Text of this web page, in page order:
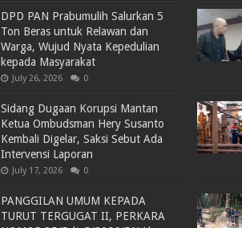
DPD PAN Prabumulih Salurkan 5
Ton Beras untuk Relawan dan
Warga, Wujud Nyata Kepedulian
kepada Masyarakat
July 26, 2026 0
Sidang Dugaan Korupsi Mantan
Ketua Ombudsman Hery Susanto
Kembali Digelar, Saksi Sebut Ada
Intervensi Laporan
July 17, 2026 0
PANGGILAN UMUM KEPADA
TURUT TERGUGAT II, PERKARA